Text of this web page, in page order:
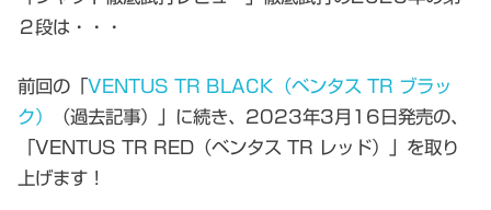
２段は・・・
前回の「 VENTUS TR BLACK（ベンタス TR ブラッ
ク）
（過去記事）」に続き、2023年3月16日発売の、
「VENTUS TR RED（ベンタス TR レッド）」を取り
上げます！